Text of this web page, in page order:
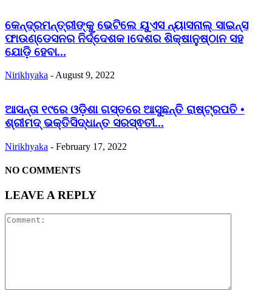
କେନ୍ଦ୍ରମନ୍ତ୍ରୀଙ୍କୁ ଭେଟିଲେ ୟୁଏସ ନ୍ୟାସନାଲ୍ ସାଇନ୍ସ
ଫାଉଣ୍ଡେସନର ନିର୍ଦ୍ଦେଶକ।ଦେଶର ଶିକ୍ଷାନୁଷ୍ଠାନ ସହ
ଯୋଡ଼ି ହେବା...
Nirikhyaka - August 9, 2022
ଆସନ୍ତା ୧୯ରେ ଓଡ଼ିଶା ଗସ୍ତରେ ଆସୁଛନ୍ତି ରାଷ୍ଟ୍ରପତି •
ଶ୍ରୀମଦ୍ ଭକ୍ତିସିଦ୍ଧାନ୍ତ ସରସ୍ଵତୀ...
Nirikhyaka - February 17, 2022
NO COMMENTS
LEAVE A REPLY